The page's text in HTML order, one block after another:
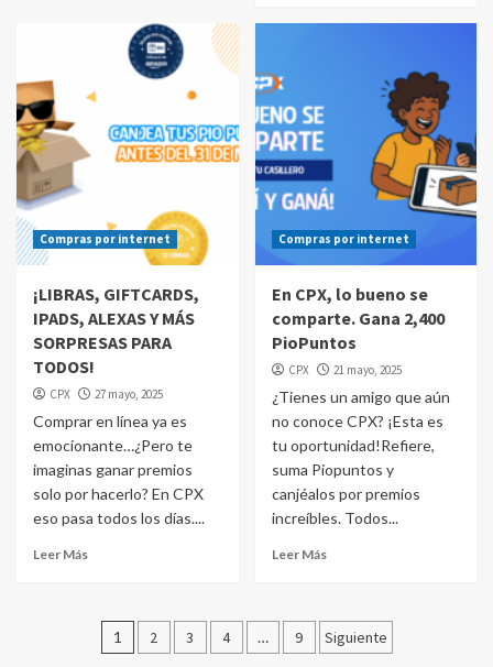
Compras por internet
¡LIBRAS, GIFTCARDS,
IPADS, ALEXAS Y MÁS
SORPRESAS PARA
TODOS!
CPX 27 mayo, 2025
Comprar en línea ya es
emocionante…¿Pero te
imaginas ganar premios
solo por hacerlo? En CPX
eso pasa todos los días....
Leer Más
Compras por internet
En CPX, lo bueno se
comparte. Gana 2,400
PioPuntos
CPX 21 mayo, 2025
¿Tienes un amigo que aún
no conoce CPX? ¡Esta es
tu oportunidad!Refiere,
suma Piopuntos y
canjéalos por premios
increíbles. Todos...
Leer Más
Paginación
1 2 3 4 … 9 Siguiente